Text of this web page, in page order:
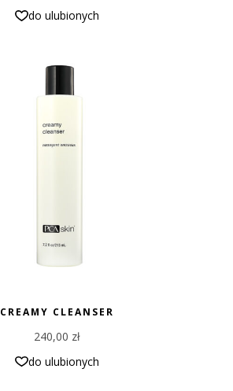
do ulubionych
CREAMY CLEANSER
240,00 zł
do ulubionych